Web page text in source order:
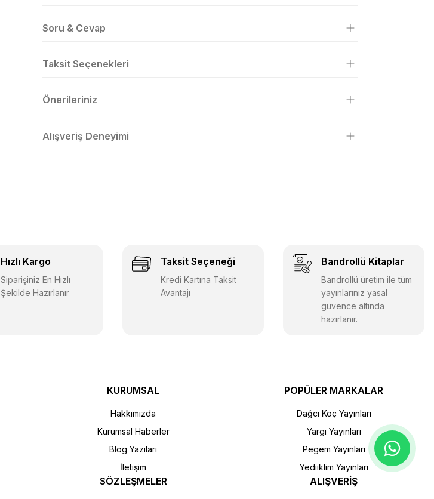
Soru & Cevap
Taksit Seçenekleri
Önerileriniz
Alışveriş Deneyimi
Hızlı Kargo
Siparişiniz En Hızlı
Şekilde Hazırlanır
Taksit Seçeneği
Kredi Kartına Taksit
Avantajı
Bandrollü Kitaplar
Bandrollü üretim ile tüm
yayınlarınız yasal
güvence altında
hazırlanır.
KURUMSAL
Hakkımızda
Kurumsal Haberler
Blog Yazıları
İletişim
POPÜLER MARKALAR
Dağcı Koç Yayınları
Yargı Yayınları
Pegem Yayınları
Yediiklim Yayınları
SÖZLEŞMELER ALIŞVERİŞ